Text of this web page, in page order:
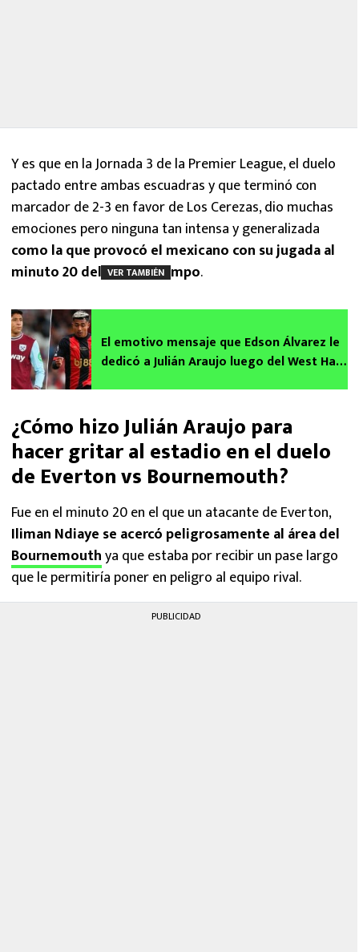
Y es que en la Jornada 3 de la Premier League, el duelo
pactado entre ambas escuadras y que terminó con
marcador de 2-3 en favor de Los Cerezas, dio muchas
emociones pero ninguna tan intensa y generalizada
como la que provocó el mexicano con su jugada al
minuto 20 del primer tiempo.
VER TAMBIÉN
El emotivo mensaje que Edson Álvarez le
dedicó a Julián Araujo luego del West Ham
¿Cómo hizo Julián Araujo para
hacer gritar al estadio en el duelo
de Everton vs Bournemouth?
Fue en el minuto 20 en el que un atacante de Everton,
Iliman Ndiaye se acercó peligrosamente al área del
Bournemouthya que estaba por recibir un pase largo
que le permitiría poner en peligro al equipo rival.
PUBLICIDAD